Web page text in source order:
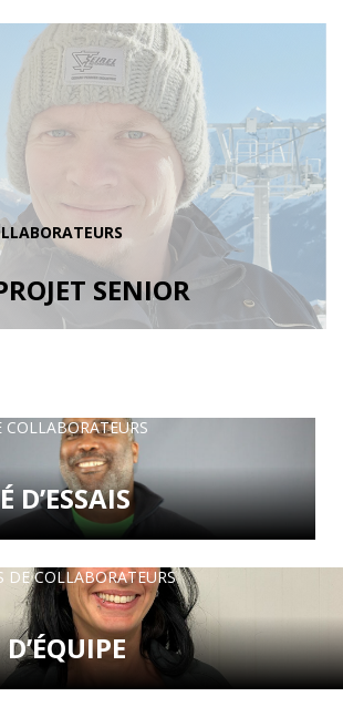
SENIOR
COLLABORATEURS
D’ESSAIS
DE COLLABORATEURS